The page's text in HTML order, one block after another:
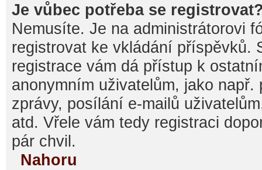
Je vůbec potřeba se
Nemusíte. Je na administrátorovi
registrovat ke vkládání příspěvků.
registrace vám dá přístup k
anonymním uživatelům, jako např.
zprávy, posílání e-mailů
atd. Vřele vám tedy registraci
pár chvil.
Nahoru